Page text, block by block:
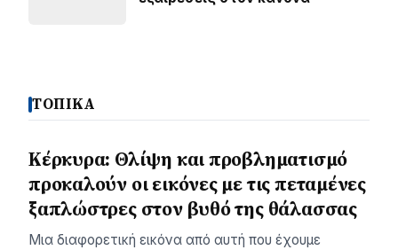
ΤΟΠΙΚΑ
Κέρκυρα: Θλίψη και προβληματισμό
προκαλούν οι εικόνες με τις πεταμένες
ξαπλώστρες στον βυθό της θάλασσας
Μια διαφορετική εικόνα από αυτή που έχουμε